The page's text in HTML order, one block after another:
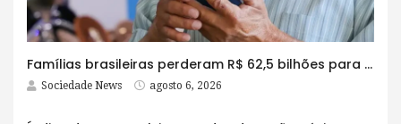
Famílias brasileiras perderam R$ 62,5 bilhões para bets em 2025
Sociedade News agosto 6, 2026